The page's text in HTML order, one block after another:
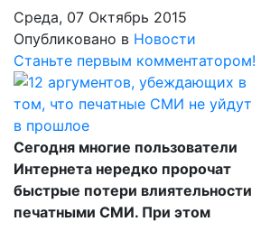
Среда, 07 Октябрь 2015
Опубликовано в Новости
Станьте первым комментатором!
Сегодня многие пользователи
Интернета нередко пророчат
быстрые потери влиятельности
печатными СМИ. При этом